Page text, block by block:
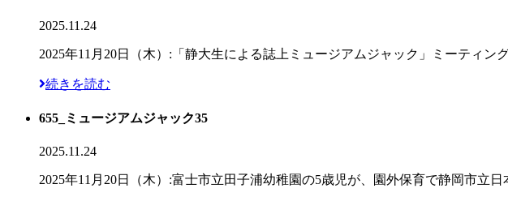
2025.11.24
2025年11月20日（木）:「静大生による誌上ミュージアムジャック」ミーティ
続きを読む
655_ミュージアムジャック35
2025.11.24
2025年11月20日（木）:富士市立田子浦幼稚園の5歳児が、園外保育で静岡市